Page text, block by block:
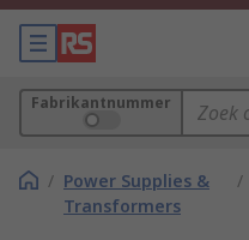
Fabrikantnummer
/ Power Supplies &
Transformers
/